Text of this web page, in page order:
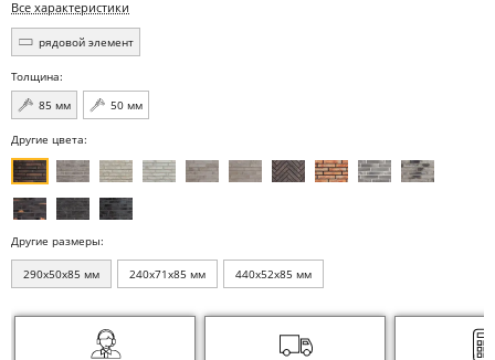
Все характеристики
рядовой элемент
Толщина:
85 мм
50 мм
Другие цвета:
Другие размеры:
290x50x85 мм 240x71x85 мм 440x52x85 мм